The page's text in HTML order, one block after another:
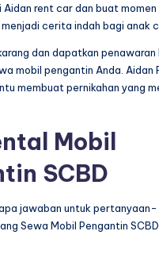
rent car dan buat momen
cerita indah bagi anak
dan dapatkan penawaran
mobil pengantin Anda. Aidan
membuat pernikahan yang
Mobil
SCBD
jawaban untuk pertanyaan-
Sewa Mobil Pengantin